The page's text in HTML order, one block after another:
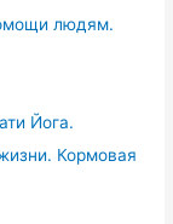
людям.
Йога.
Кормовая